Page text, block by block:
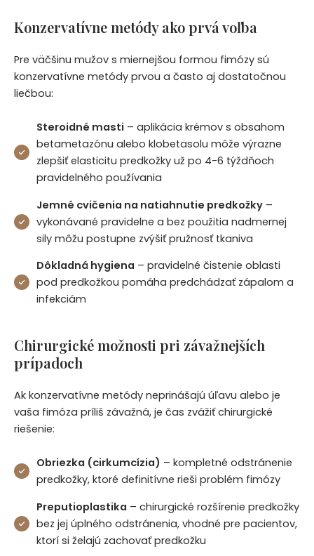
Konzervatívne metódy ako prvá voľba
Pre väčšinu mužov s miernejšou formou fimózy sú
konzervatívne metódy prvou a často aj dostatočnou
liečbou:
Steroidné masti – aplikácia krémov s obsahom
betametazónu alebo klobetasolu môže výrazne
zlepšiť elasticitu predkožky už po 4-6 týždňoch
pravidelného používania
Jemné cvičenia na natiahnutie predkožky –
vykonávané pravidelne a bez použitia nadmernej
sily môžu postupne zvýšiť pružnosť tkaniva
Dôkladná hygiena – pravidelné čistenie oblasti
pod predkožkou pomáha predchádzať zápalom a
infekciám
Chirurgické možnosti pri závažnejších
prípadoch
Ak konzervatívne metódy neprinášajú úľavu alebo je
vaša fimóza príliš závažná, je čas zvážiť chirurgické
riešenie:
Obriezka (cirkumcízia) – kompletné odstránenie
predkožky, ktoré definitívne rieši problém fimózy
Preputioplastika – chirurgické rozšírenie predkožky
bez jej úplného odstránenia, vhodné pre pacientov,
ktorí si želajú zachovať predkožku